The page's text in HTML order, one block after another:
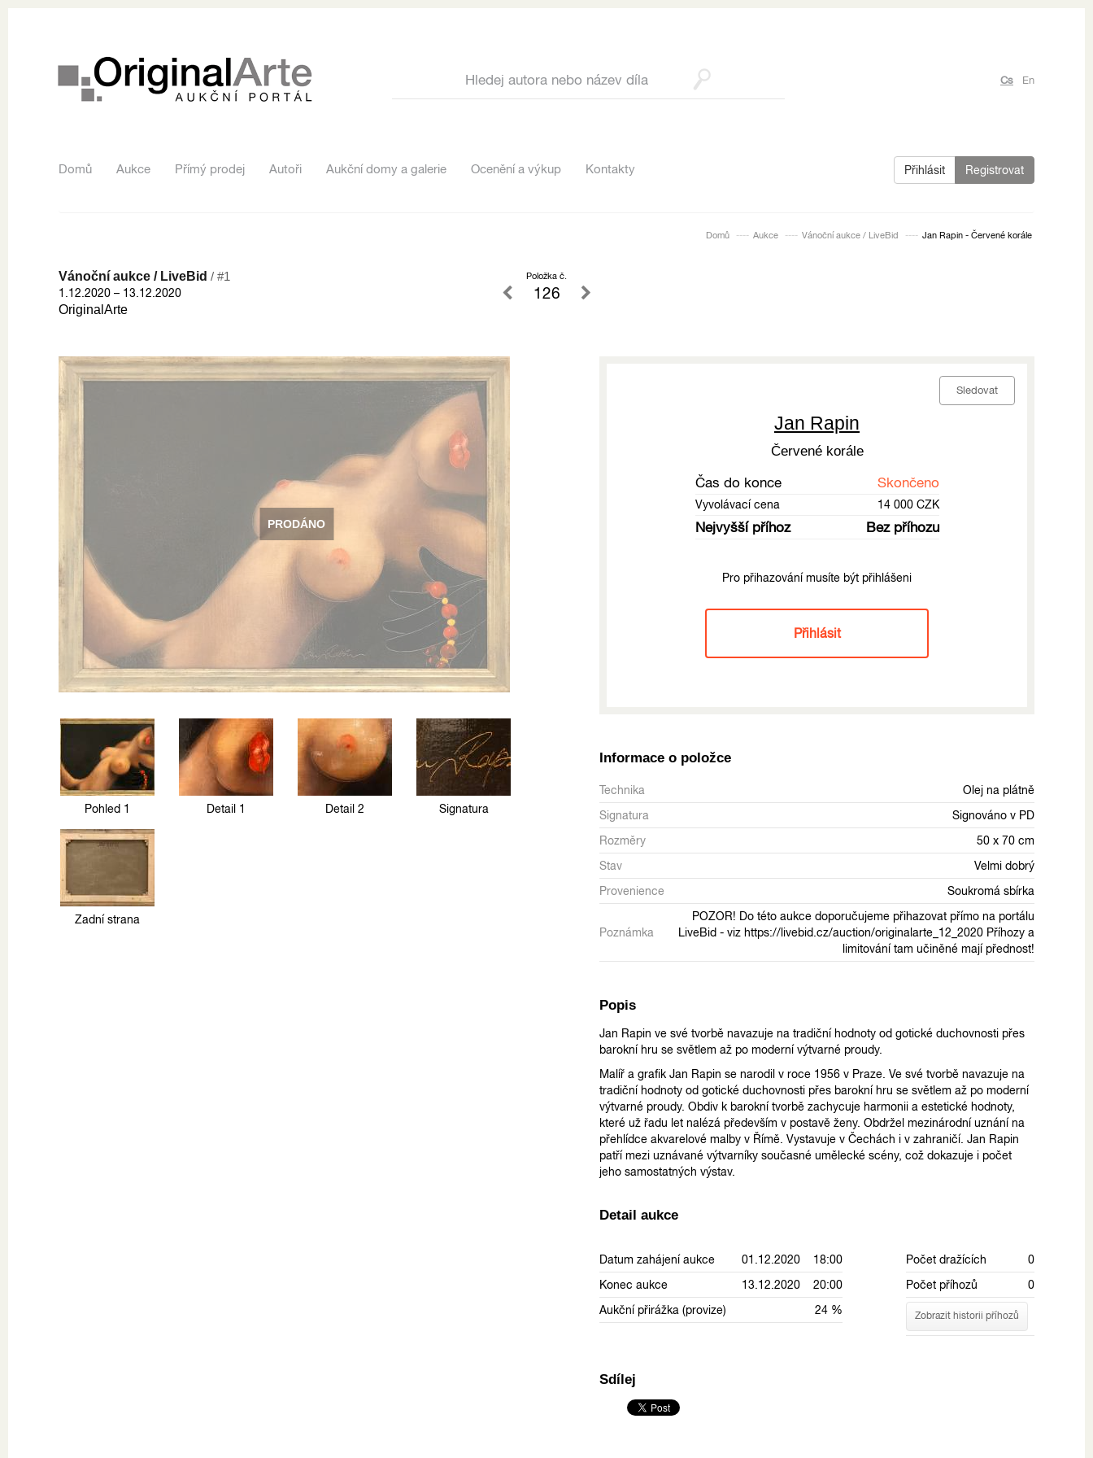
Cs En
Domů Aukce Přímý prodej Autoři Aukční domy a galerie Ocenění a výkup Kontakty Přihlásit Registrovat
Domů Aukce Vánoční aukce / LiveBid Jan Rapin - Červené korále
Vánoční aukce / LiveBid / #1
1.12.2020 – 13.12.2020
OriginalArte
Položka č.
126
PRODÁNO
Pohled 1 Detail 1 Detail 2 Signatura
Zadní strana
Sledovat
Jan Rapin
Červené korále
Čas do konce Skončeno
Vyvolávací cena 14 000 CZK
Nejvyšší příhoz Bez příhozu
Pro přihazování musíte být přihlášeni
Přihlásit
Informace o položce
Technika
Olej na plátně
Signatura
Signováno v PD
Rozměry
50 x 70 cm
Stav
Velmi dobrý
Provenience
Soukromá sbírka
Poznámka
POZOR! Do této aukce doporučujeme přihazovat přímo na portálu
LiveBid - viz https://livebid.cz/auction/originalarte_12_2020 Příhozy a
limitování tam učiněné mají přednost!
Popis
Jan Rapin ve své tvorbě navazuje na tradiční hodnoty od gotické duchovnosti přes
barokní hru se světlem až po moderní výtvarné proudy.
Malíř a grafik Jan Rapin se narodil v roce 1956 v Praze. Ve své tvorbě navazuje na
tradiční hodnoty od gotické duchovnosti přes barokní hru se světlem až po moderní
výtvarné proudy. Obdiv k barokní tvorbě zachycuje harmonii a estetické hodnoty,
které už řadu let nalézá především v postavě ženy. Obdržel mezinárodní uznání na
přehlídce akvarelové malby v Římě. Vystavuje v Čechách i v zahraničí. Jan Rapin
patří mezi uznávané výtvarníky současné umělecké scény, což dokazuje i počet
jeho samostatných výstav.
Detail aukce
Datum zahájení aukce
01.12.2020 18:00
Konec aukce
13.12.2020 20:00
Aukční přirážka (provize)
24 %
Počet dražících
0
Počet příhozů
0
Zobrazit historii příhozů
Sdílej